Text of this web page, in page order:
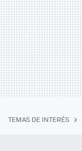
TEMAS DE INTERÉS